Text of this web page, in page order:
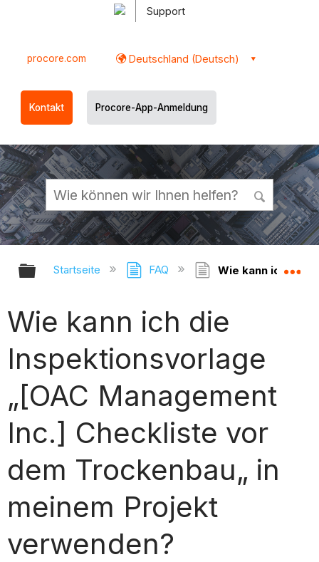
Support
procore.com Deutschland (Deutsch)
Kontakt Procore-App-Anmeldung
Globale Hierarchie auf- und
Startseite FAQ Wie kann ich die
Wie kann ich die
Inspektionsvorlage
„[OAC Management
Inc.] Checkliste vor
dem Trockenbau„ in
meinem Projekt
verwenden?